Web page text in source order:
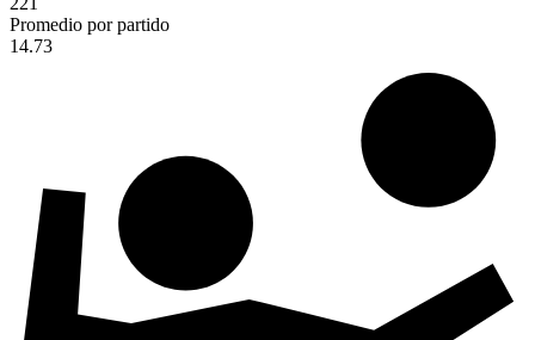
Promedio por partido
14.73